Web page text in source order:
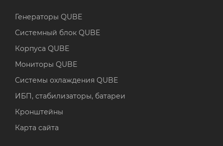
Генераторы QUBE
Системный блок QUBE
Корпуса QUBE
Мониторы QUBE
Системы охлаждения QUBE
ИБП, стабилизаторы, батареи
Кронштейны
Карта сайта